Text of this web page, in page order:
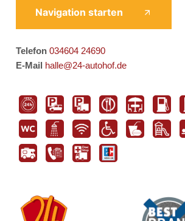
Navigation starten
Telefon 034604 24690
E-Mail halle@24-autohof.de